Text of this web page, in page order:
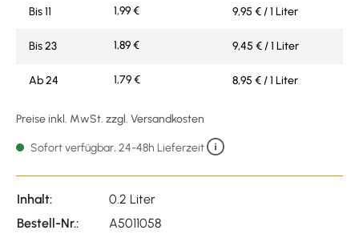
Bis11 1,99 € 9,95 € / 1 Liter
Bis23 1,89 € 9,45 € / 1 Liter
Ab24 1,79 € 8,95 € / 1 Liter
Preise inkl. MwSt. zzgl. Versandkosten
Sofort verfügbar, 24-48h Lieferzeit
Inhalt:
0.2 Liter
Bestell-Nr.:
A5011058